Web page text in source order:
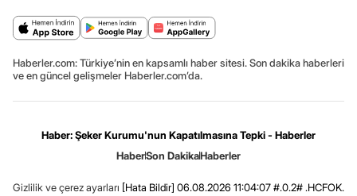
Haberler.com: Türkiye’nin en kapsamlı haber sitesi. Son dakika haberleri
ve en güncel gelişmeler Haberler.com’da.
Haber: Şeker Kurumu'nun Kapatılmasına Tepki - Haberler
HaberSon DakikaHaberler
Gizlilik ve çerez ayarları [Hata Bildir] 06.08.2026 11:04:07 #.0.2# .HCFOK.